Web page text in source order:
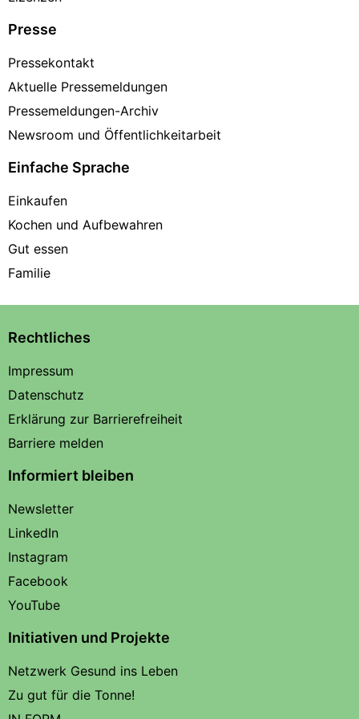
Presse
Pressekontakt
Aktuelle Pressemeldungen
Pressemeldungen-Archiv
Newsroom und Öffentlichkeitarbeit
Einfache Sprache
Einkaufen
Kochen und Aufbewahren
Gut essen
Familie
Rechtliches
Impressum
Datenschutz
Erklärung zur Barrierefreiheit
Barriere melden
Informiert bleiben
Newsletter
LinkedIn
Instagram
Facebook
YouTube
Initiativen und Projekte
Netzwerk Gesund ins Leben
Zu gut für die Tonne!